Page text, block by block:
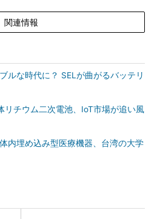
関連情報
ルな時代に？ SELが曲がるバッテリ
リチウム二次電池、IoT市場が追い風
内埋め込み型医療機器、台湾の大学